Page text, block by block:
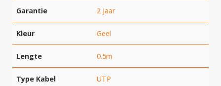
Garantie 2 Jaar
Kleur Geel
Lengte 0.5m
Type Kabel UTP
Dit product is succesvol toegevoegd
aan uw winkelwagen!
Verder winkelen